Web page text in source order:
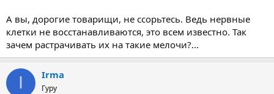
А вы, дорогие товарищи, не ссорьтесь. Ведь нервные
клетки не восстанавливаются, это всем известно. Так
зачем растрачивать их на такие мелочи?...
I Irma
Гуру